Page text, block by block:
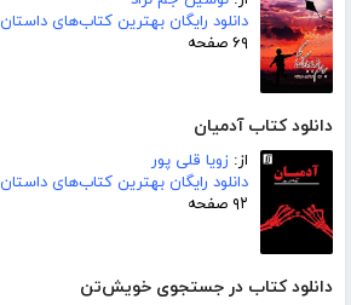
دانلود رایگان بهترین کتاب‌های داستان
۶۹ صفحه
دانلود کتاب آدمیان
از: زویا قلی پور
دانلود رایگان بهترین کتاب‌های داستان
۹۲ صفحه
دانلود کتاب در جستجوی خویش‌تن